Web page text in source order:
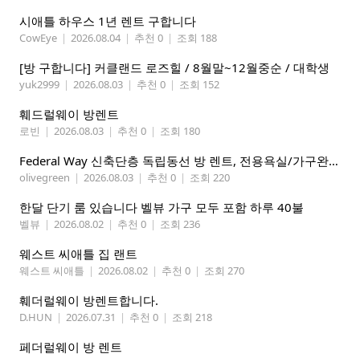
시애틀 하우스 1년 렌트 구합니다
CowEye | 2026.08.04 | 추천 0 | 조회 188
[방 구합니다] 커클랜드 로즈힐 / 8월말~12월중순 / 대학생
yuk2999 | 2026.08.03 | 추천 0 | 조회 152
훼드럴웨이 방렌트
로빈 | 2026.08.03 | 추천 0 | 조회 180
Federal Way 신축단층 독립동선 방 렌트, 전용욕실/가구완비 (여자분)
olivegreen | 2026.08.03 | 추천 0 | 조회 220
한달 단기 룸 있습니다 벨뷰 가구 모두 포함 하루 40불
벨뷰 | 2026.08.02 | 추천 0 | 조회 236
웨스트 씨애틀 집 랜트
웨스트 씨애틀 | 2026.08.02 | 추천 0 | 조회 270
훼더럴웨이 방렌트합니다.
D.HUN | 2026.07.31 | 추천 0 | 조회 218
페더럴웨이 방 렌트